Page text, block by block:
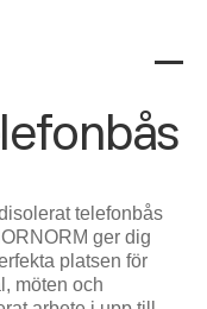
telefonbås
ger dig
platsen för
möten och